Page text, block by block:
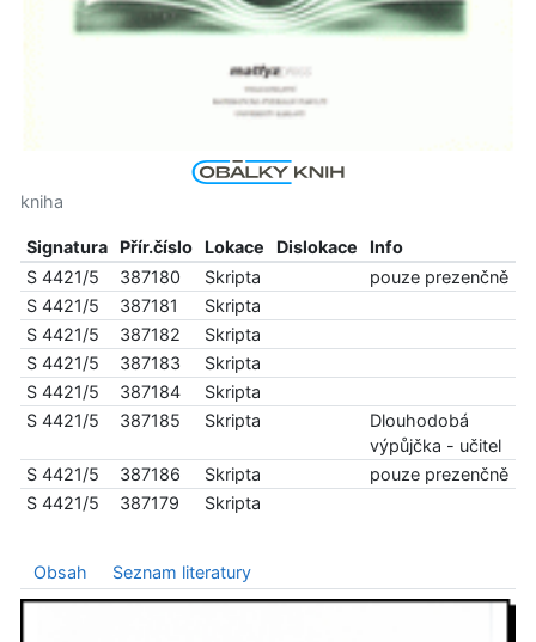
kniha
Signatura Přír.číslo Lokace Dislokace
Info
S 4421/5
387180 Skripta
pouze prezenčně
S 4421/5
387181
Skripta
S 4421/5
387182
Skripta
S 4421/5
387183
Skripta
S 4421/5
387184
Skripta
S 4421/5
387185 Skripta
Dlouhodobá
výpůjčka - učitel
S 4421/5
387186 Skripta
pouze prezenčně
S 4421/5
387179 Skripta
Obsah Seznam literatury